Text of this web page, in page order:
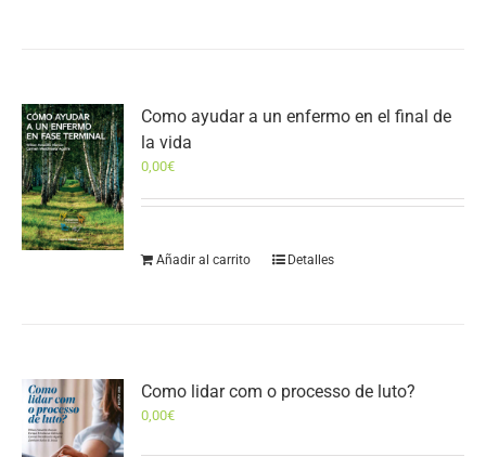
Como ayudar a un enfermo en el final de
la vida
0,00€
Añadir al carrito Detalles
Como lidar com o processo de luto?
0,00€